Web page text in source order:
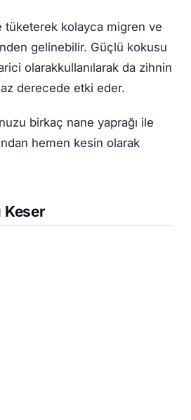
tüketerek kolayca migren ve
gelinebilir. Güçlü kokusu
olarakkullanılarak da zihnin
derecede etki eder.
birkaç nane yaprağı ile
hemen kesin olarak
Keser